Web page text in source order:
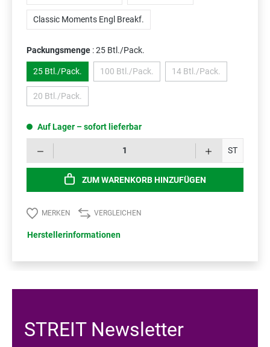
Classic Moments Engl Breakf.
Packungsmenge : 25 Btl./Pack.
25 Btl./Pack. 100 Btl./Pack.(Diese Option ist zurzeit nicht verfügbar.)
14 Btl./Pack.(Diese Option ist
20 Btl./Pack.(Diese Option ist zurzeit nicht verfügbar.)
Auf Lager – sofort lieferbar
ST
ZUM WARENKORB HINZUFÜGEN
MERKEN VERGLEICHEN
Herstellerinformationen
STREIT Newsletter